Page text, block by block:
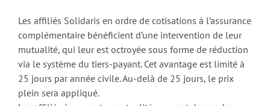
Les affiliés Solidaris en ordre de cotisations à l’assurance
complémentaire bénéficient d’une intervention de leur
mutualité, qui leur est octroyée sous forme de réduction
via le système du tiers-payant. Cet avantage est limité à
25 jours par année civile. Au-delà de 25 jours, le prix
plein sera appliqué.